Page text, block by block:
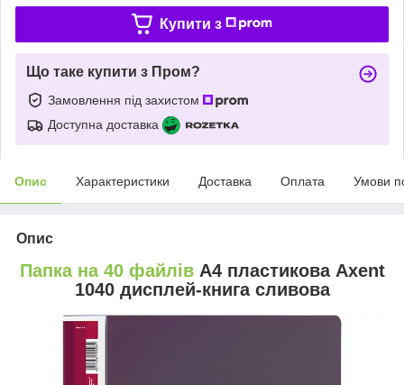
Купити з
Що таке купити з Пром?
Замовлення під захистом
Доступна доставка
Опис Характеристики Доставка Оплата Умови
Опис
Папка на 40 файлівА4 пластикова Axent
1040 дисплей-книга сливова